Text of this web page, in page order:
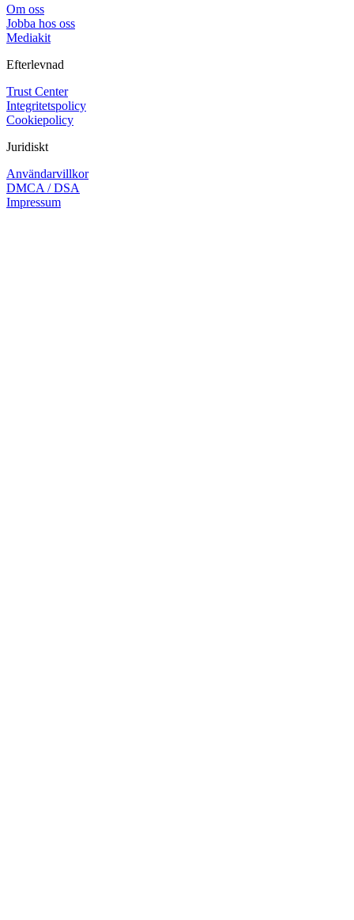
Om oss
Jobba hos oss
Mediakit
Efterlevnad
Trust Center
Integritetspolicy
Cookiepolicy
Juridiskt
Användarvillkor
DMCA / DSA
Impressum